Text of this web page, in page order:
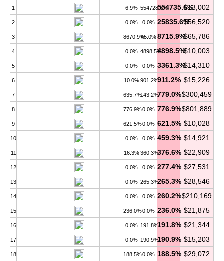
1 6.9% 554728.6%554735.6%$13,002
2 0.0% 0.0% 25835.6%$56,520
3 8670.9%45.0%8715.9%$65,786
4 0.0% 4898.5%4898.5%$10,003
5 0.0% 0.0% 3361.3%$14,310
6 10.0%901.2%911.2% $15,226
7 635.7%143.2%779.0%$300,459
8 776.9%0.0% 776.9%$801,889
9 621.5%0.0% 621.5% $10,028
10 0.0% 0.0% 459.3% $14,921
11 16.3%360.3%376.6% $22,909
12 0.0% 0.0% 277.4% $27,531
13 0.0% 265.3%265.3% $28,546
14 0.0% 0.0% 260.2%$210,169
15 236.0%0.0% 236.0% $21,875
16 0.0% 191.8%191.8% $21,344
17 0.0% 190.9%190.9% $15,203
18 188.5%0.0% 188.5% $29,072